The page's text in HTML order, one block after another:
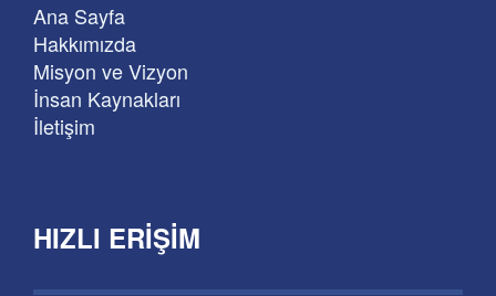
Ana Sayfa
Hakkımızda
Misyon ve Vizyon
İnsan Kaynakları
İletişim
HIZLI ERIŞIM